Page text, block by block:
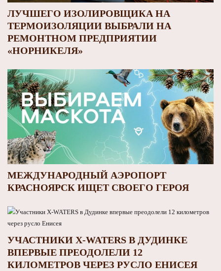
ЛУЧШЕГО ИЗОЛИРОВЩИКА НА
ТЕРМОИЗОЛЯЦИИ ВЫБРАЛИ НА
РЕМОНТНОМ ПРЕДПРИЯТИИ
«НОРНИКЕЛЯ»
МЕЖДУНАРОДНЫЙ АЭРОПОРТ
КРАСНОЯРСК ИЩЕТ СВОЕГО ГЕРОЯ
УЧАСТНИКИ X-WATERS В ДУДИНКЕ
ВПЕРВЫЕ ПРЕОДОЛЕЛИ 12
КИЛОМЕТРОВ ЧЕРЕЗ РУСЛО ЕНИСЕЯ